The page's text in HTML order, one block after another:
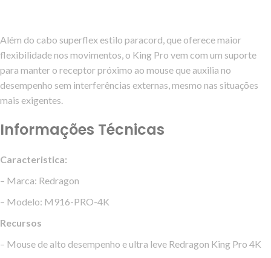
Além do cabo superflex estilo paracord, que oferece maior
flexibilidade nos movimentos, o King Pro vem com um suporte
para manter o receptor próximo ao mouse que auxilia no
desempenho sem interferências externas, mesmo nas situações
mais exigentes.
Informações Técnicas
Caracteristica:
– Marca: Redragon
– Modelo: M916-PRO-4K
Recursos
– Mouse de alto desempenho e ultra leve Redragon King Pro 4K